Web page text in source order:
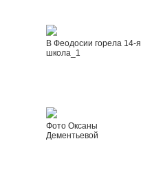
В Феодосии горела 14-я
школа_1
Фото Оксаны
Дементьевой